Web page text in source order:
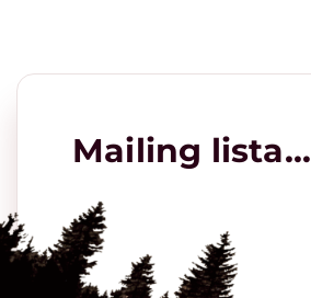
Mailing lista...